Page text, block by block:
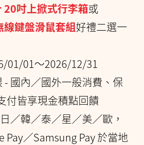
吋上掀式行李箱或
鍵盤滑鼠套組好禮二選一
01/01～2026/12/31
- 國內／國外一般消費、保
付皆享現金積點回饋
／韓／泰／星／美／歐，
Pay／Samsung Pay 於當地